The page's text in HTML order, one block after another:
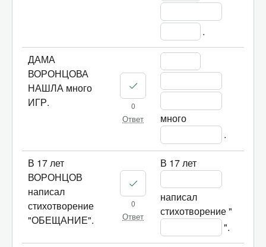
ДАМА
ВОРОНЦОВА
НАШЛА много
ИГР.
0
Ответ
много
В 17 лет
ВОРОНЦОВ
написал
стихотворение
"ОБЕЩАНИЕ".
0
Ответ
В 17 лет
написал
стихотворение "